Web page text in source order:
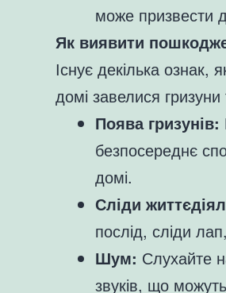
може призвести
Як виявити
Існує декілька
домі завелися
Поява гризунів:
безпосереднє
домі.
Сліди
послід, сліди
Шум: Слухайте
звуків, що